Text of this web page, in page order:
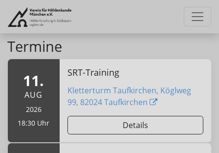
Termine
11.
AUG
2026
18:30 Uhr
SRT-Training
Kletterturm Taufkirchen, Köglweg
99, 82024 Taufkirchen
Details